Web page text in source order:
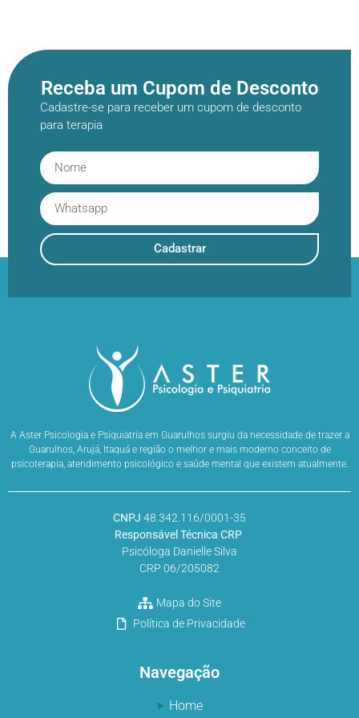
Receba um Cupom de Desconto
Cadastre-se para receber um cupom de desconto
para terapia
Cadastrar
A Aster Psicologia e Psiquiatria em Guarulhos surgiu da necessidade de trazer a
Guarulhos, Arujá, Itaquá e região o melhor e mais moderno conceito de
psicoterapia, atendimento psicológico e saúde mental que existem atualmente.
CNPJ 48.342.116/0001-35
Responsável Técnica CRP
Psicóloga Danielle Silva
CRP 06/205082
Mapa do Site
Política de Privacidade
Navegação
Home